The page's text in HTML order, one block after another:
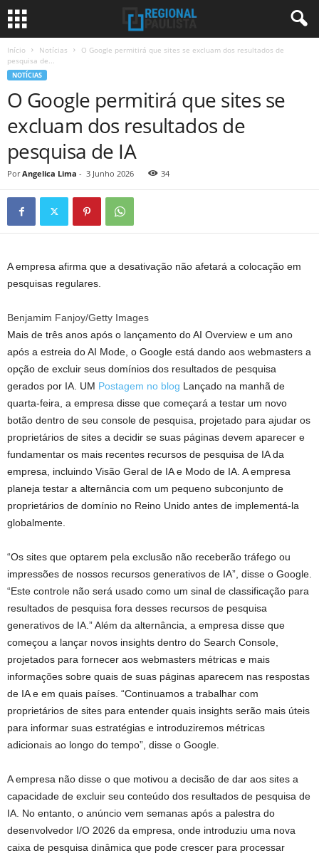
Início Notícias
O Google permitirá que sites se excluam dos resultados de
pesquisa de...
NOTÍCIAS
O Google permitirá que sites se
excluam dos resultados de
pesquisa de IA
Por Angelica Lima - 3 Junho 2026 34
A empresa afirma que a desativação não afetará a colocação em
pesquisas regulares.
Benjamim Fanjoy/Getty Images
Mais de três anos após o lançamento do AI Overview e um ano
após a estreia do AI Mode, o Google está dando aos webmasters a
opção de excluir seus domínios dos resultados de pesquisa
gerados por IA. UM Postagem no blog Lançado na manhã de
quarta-feira, a empresa disse que começará a testar um novo
botão dentro de seu console de pesquisa, projetado para ajudar os
proprietários de sites a decidir se suas páginas devem aparecer e
fundamentar os mais recentes recursos de pesquisa de IA da
empresa, incluindo Visão Geral de IA e Modo de IA. A empresa
planeja testar a alternância com um pequeno subconjunto de
proprietários de domínio no Reino Unido antes de implementá-la
globalmente.
“Os sites que optarem pela exclusão não receberão tráfego ou
impressões de nossos recursos generativos de IA”, disse o Google.
“Este controle não será usado como um sinal de classificação para
resultados de pesquisa fora desses recursos de pesquisa
generativos de IA.” Além da alternância, a empresa disse que
começou a lançar novos insights dentro do Search Console,
projetados para fornecer aos webmasters métricas e mais
informações sobre quais de suas páginas aparecem nas respostas
de IA e em quais países. “Continuamos a trabalhar com
proprietários de sites para entender quais insights serão mais úteis
para informar suas estratégias e introduziremos métricas
adicionais ao longo do tempo”, disse o Google.
A empresa não disse o que motivou a decisão de dar aos sites a
capacidade de excluir seu conteúdo dos resultados de pesquisa de
IA. No entanto, o anúncio vem semanas após a palestra do
desenvolvedor I/O 2026 da empresa, onde introduziu uma nova
caixa de pesquisa dinâmica que pode crescer para processar